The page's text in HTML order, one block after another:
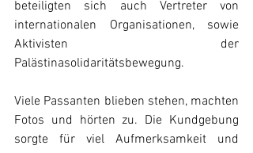
beteiligten sich auch Vertreter von
internationalen Organisationen, sowie
Aktivisten der
Palästinasolidaritätsbewegung.
Viele Passanten blieben stehen, machten
Fotos und hörten zu. Die Kundgebung
sorgte für viel Aufmerksamkeit und